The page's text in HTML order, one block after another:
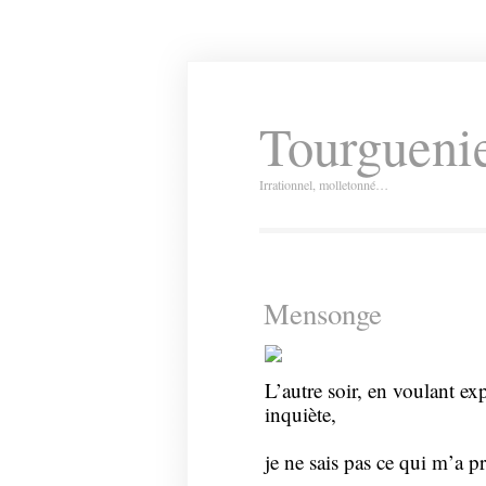
Irrationnel, molletonné…
Mensonge
L’autre soir, en voulant
inquiète,
je ne sais pas ce qui m’a